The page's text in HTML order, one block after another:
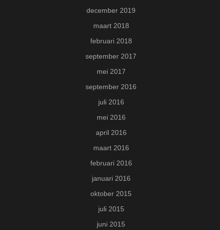
december 2019
maart 2018
februari 2018
september 2017
mei 2017
september 2016
juli 2016
mei 2016
april 2016
maart 2016
februari 2016
januari 2016
oktober 2015
juli 2015
juni 2015